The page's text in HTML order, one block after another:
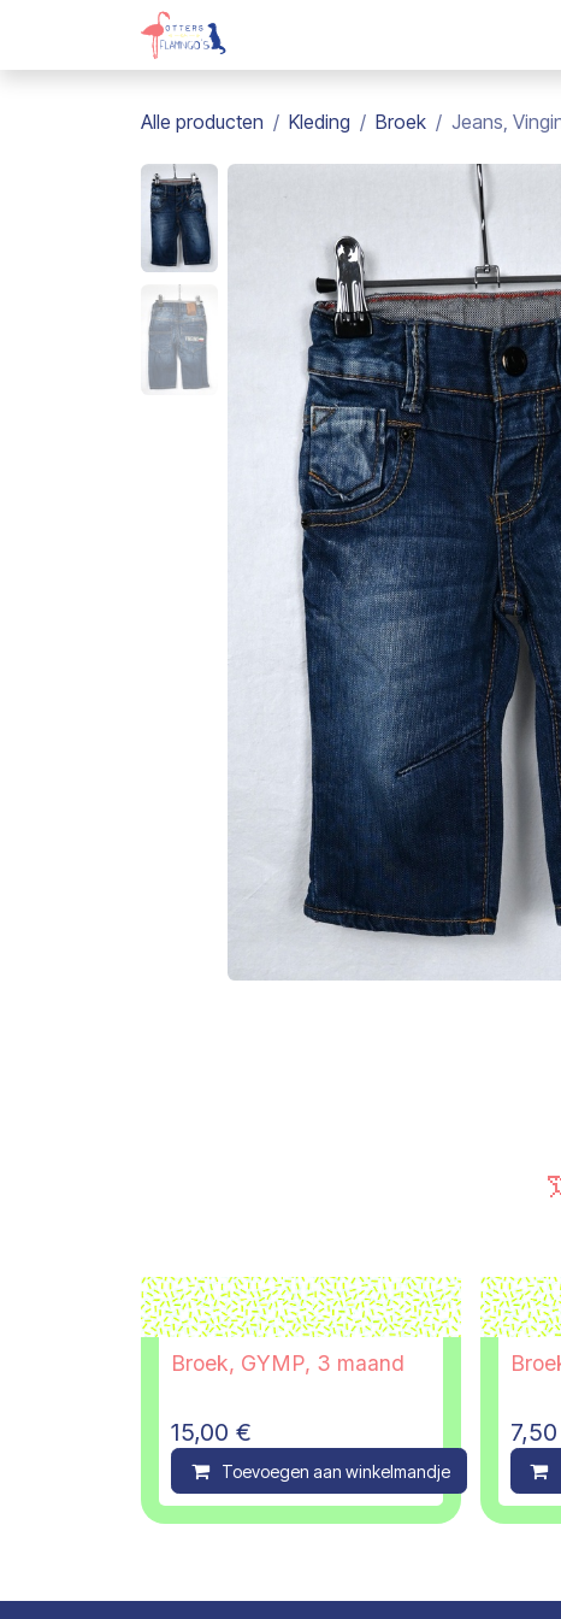
Overslaan naar inhoud
Alle producten Kleding Broek Jeans,
Broek, GYMP, 3 maand
15,00 €
Toevoegen aan winkelmandje
7,50